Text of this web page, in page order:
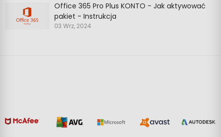
Office 365 Pro Plus KONTO - Jak aktywować
pakiet - Instrukcja
03 Wrz, 2024